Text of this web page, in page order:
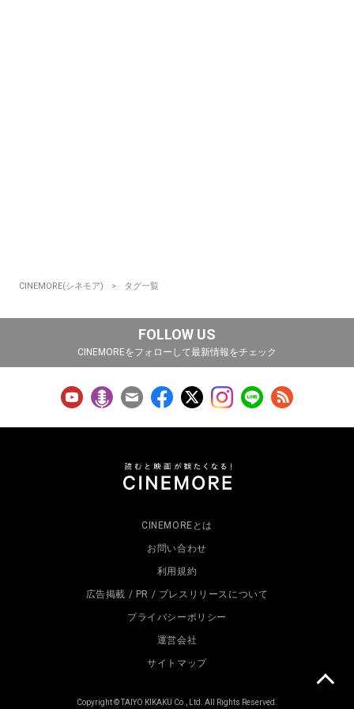
CINEMORE(シネモア) タグ一覧
FOLLOW US
CINEMOREをフォローして最新情報をチェック
CINEMOREとは
お問い合わせ
利用規約
広告掲載 / PR / プレスリリースについて
プライバシーポリシー
運営会社
サイトマップ
Copyright © TAIYO KIKAKU Co., Ltd. All Rights Reserved.